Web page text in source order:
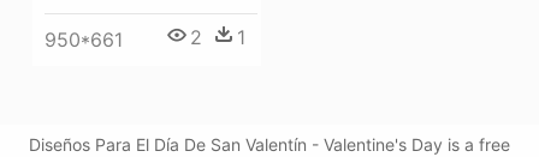
950*661 2 1
Diseños Para El Día De San Valentín - Valentine's Day is a free